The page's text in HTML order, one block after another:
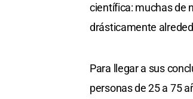
científica: muchas de
drásticamente
Para llegar a sus
personas de 25 a 75